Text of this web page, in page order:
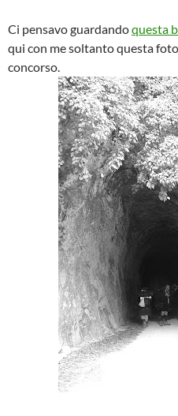
Ci pensavo guardandoquesta
qui con me soltanto questa
concorso.